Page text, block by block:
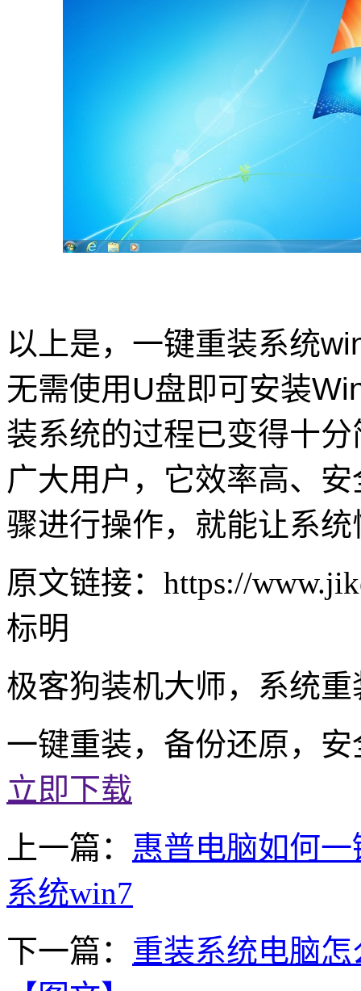
以上是，一键重装系统
无需使用U盘即可安装
装系统的过程已变得十
广大用户，它效率高、
骤进行操作，就能让系
原文链接：https://
标明
极客狗装机大师，系统
一键重装，备份还原，
立即下载
上一篇： 惠普电脑如何
系统win7
下一篇： 重装系统电脑